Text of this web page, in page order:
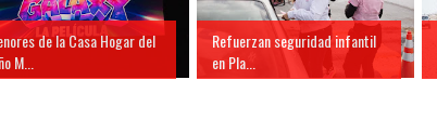
de la Casa Hogar del
M...
Refuerzan seguridad infantil
en Pla...